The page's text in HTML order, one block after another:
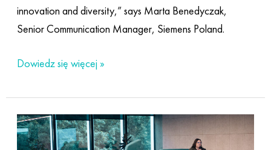
innovation and diversity,” says Marta Benedyczak,
Senior Communication Manager, Siemens Poland.
Dowiedz się więcej »
Welcome
to